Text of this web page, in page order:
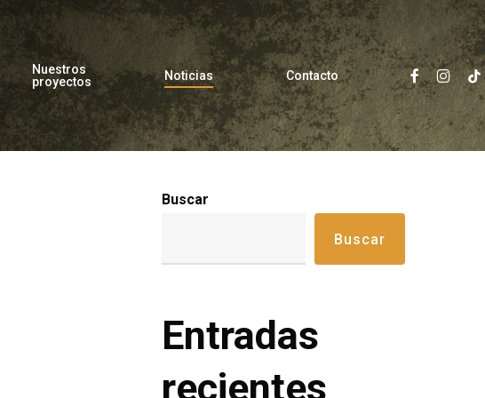
Nuestros
proyectos
Noticias Contacto facebook
Buscar
Buscar
Entradas
recientes